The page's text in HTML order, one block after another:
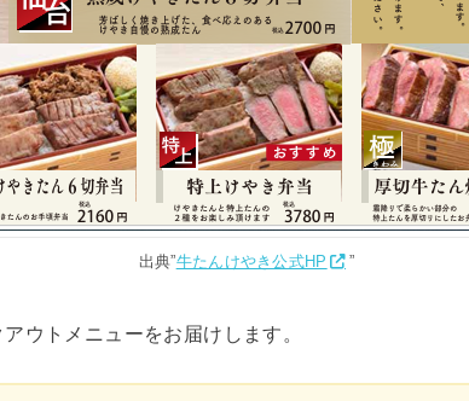
出典”牛たんけやき公式HP ”
ウトメニューをお届けします。